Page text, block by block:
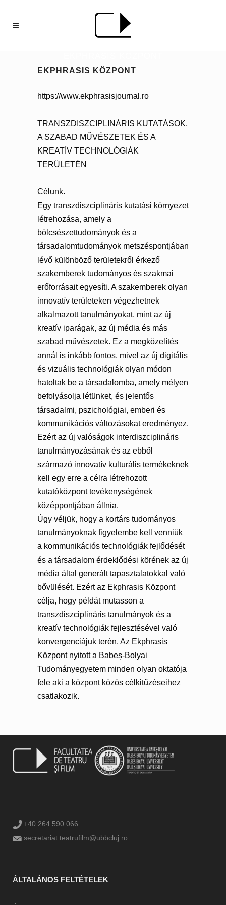
EKPHRASIS KÖZPONT
https://www.ekphrasisjournal.ro
TRANSZDISZCIPLINÁRIS KUTATÁSOK,
A SZABAD MŰVÉSZETEK ÉS A
KREATÍV TECHNOLÓGIÁK
TERÜLETÉN
Célunk.
Egy transzdiszciplináris kutatási környezet
létrehozása, amely a
bölcsészettudományok és a
társadalomtudományok metszéspontjában
lévő különböző területekről érkező
szakemberek tudományos és szakmai
erőforrásait egyesíti. A szakemberek olyan
innovatív területeken végezhetnek
alkalmazott tanulmányokat, mint az új
kreatív iparágak, az új média és más
szabad művészetek. Ez a megközelítés
annál is inkább fontos, mivel az új digitális
és vizuális technológiák olyan módon
hatoltak be a társadalomba, amely mélyen
befolyásolja létünket, és jelentős
társadalmi, pszichológiai, emberi és
kommunikációs változásokat eredményez.
Ezért az új valóságok interdiszciplináris
tanulmányozásának és az ebből
származó innovatív kulturális termékeknek
kell egy erre a célra létrehozott
kutatóközpont tevékenységének
középpontjában állnia.
Úgy véljük, hogy a kortárs tudományos
tanulmányoknak figyelembe kell venniük
a kommunikációs technológiák fejlődését
és a társadalom érdeklődési körének az új
média által generált tapasztalatokkal való
bővülését. Ezért az Ekphrasis Központ
célja, hogy példát mutasson a
transzdiszciplináris tanulmányok és a
kreatív technológiák fejlesztésével való
konvergenciájuk terén. Az Ekphrasis
Központ nyitott a Babeș-Bolyai
Tudományegyetem minden olyan oktatója
fele aki a központ közös célkitűzéseihez
csatlakozik.
+40 264 590 066
secretariat.teatrufilm@ubbcluj.ro
ÁLTALÁNOS FELTÉTELEK